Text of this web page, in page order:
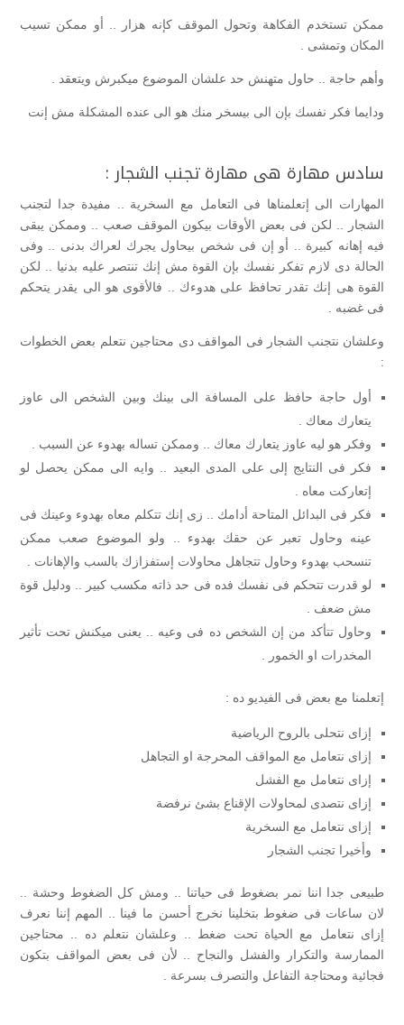
ممكن تستخدم الفكاهة وتحول الموقف كإنه هزار .. أو ممكن تسيب
المكان وتمشى .
وأهم حاجة .. حاول متهنش حد علشان الموضوع ميكبرش ويتعقد .
ودايما فكر نفسك بإن الى بيسخر منك هو الى عنده المشكلة مش إنت
سادس مهارة هى مهارة تجنب الشجار :
المهارات الى إتعلمناها فى التعامل مع السخرية .. مفيدة جدا لتجنب
الشجار .. لكن فى بعض الأوقات بيكون الموقف صعب .. وممكن يبقى
فيه إهانه كبيرة .. أو إن فى شخص بيحاول يجرك لعراك بدنى .. وفى
الحالة دى لازم تفكر نفسك بإن القوة مش إنك تنتصر عليه بدنيا .. لكن
القوة هى إنك تقدر تحافظ على هدوءك .. فالأقوى هو الى يقدر يتحكم
فى غضبه .
وعلشان نتجنب الشجار فى المواقف دى محتاجين نتعلم بعض الخطوات
:
أول حاجة حافظ على المسافة الى بينك وبين الشخص الى عاوز
يتعارك معاك .
وفكر هو ليه عاوز يتعارك معاك .. وممكن تساله بهدوء عن السبب .
فكر فى النتايج إلى على المدى البعيد .. وايه الى ممكن يحصل لو
إتعاركت معاه .
فكر فى البدائل المتاحة أدامك .. زى إنك تتكلم معاه بهدوء وعينك فى
عينه وحاول تعبر عن حقك بهدوء .. ولو الموضوع صعب ممكن
تنسحب بهدوء وحاول تتجاهل محاولات إستفزازك بالسب والإهانات .
لو قدرت تتحكم فى نفسك فده فى حد ذاته مكسب كبير .. ودليل قوة
مش ضعف .
وحاول تتأكد من إن الشخص ده فى وعيه .. يعنى ميكنش تحت تأثير
المخدرات او الخمور .
إتعلمنا مع بعض فى الفيديو ده :
إزاى نتحلى بالروح الرياضية
إزاى نتعامل مع المواقف المحرجة او التجاهل
إزاى نتعامل مع الفشل
إزاى نتصدى لمحاولات الإقناع بشئ نرفضة
إزاى نتعامل مع السخرية
وأخيرا تجنب الشجار
طبيعى جدا اننا نمر بضغوط فى حياتنا .. ومش كل الضغوط وحشة ..
لان ساعات فى ضغوط بتخلينا نخرج أحسن ما فينا .. المهم إننا نعرف
إزاى نتعامل مع الحياة تحت ضغط .. وعلشان نتعلم ده .. محتاجين
الممارسة والتكرار والفشل والنجاح .. لأن فى بعض المواقف بتكون
فجائية ومحتاجة التفاعل والتصرف بسرعة .